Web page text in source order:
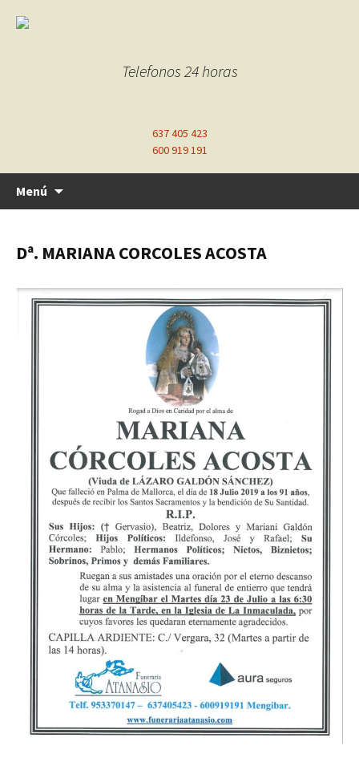
Telefonos 24 horas
637 405 423
600 919 191
Menú
Dª. MARIANA CORCOLES ACOSTA